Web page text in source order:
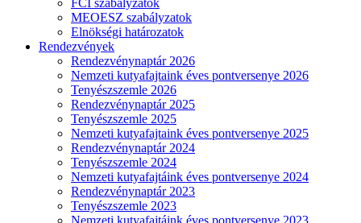
FCI szabályzatok
MEOESZ szabályzatok
Elnökségi határozatok
Rendezvények
Rendezvénynaptár 2026
Nemzeti kutyafajtaink éves pontversenye 2026
Tenyészszemle 2026
Rendezvénynaptár 2025
Tenyészszemle 2025
Nemzeti kutyafajtaink éves pontversenye 2025
Rendezvénynaptár 2024
Tenyészszemle 2024
Nemzeti kutyafajtáink éves pontversenye 2024
Rendezvénynaptár 2023
Tenyészszemle 2023
Nemzeti kutyafajtáink éves pontversenye 2023